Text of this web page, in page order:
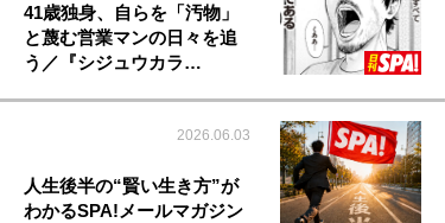
41歳独身、自らを「汚物」
と蔑む営業マンの日々を追
う／『シジュウカラ…
2026.06.03
人生後半の“賢い生き方”が
わかるSPA!メールマガジン